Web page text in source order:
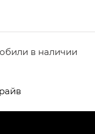
в наличии